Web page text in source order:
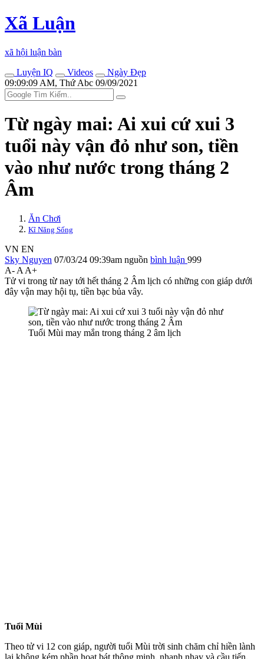
Xã Luận
xã hội luận bàn
Luyện IQ
Videos
Ngày Đẹp
09:09:09 AM, Thứ Abc 09/09/2021
Từ ngày mai: Ai xui cứ xui 3
tuổi này vận đỏ như son, tiền
vào như nước trong tháng 2
Âm
Ăn Chơi
Kĩ Năng Sống
VN EN
Sky Nguyen 07/03/24 09:39am nguồn bình luận 999
A- A A+
Tử vi trong từ nay tới hết tháng 2 Âm lịch có những con giáp dưới
đây vận may hội tụ, tiền bạc bủa vây.
Tuổi Mùi may mắn trong tháng 2 âm lịch
Tuổi Mùi
Theo tử vi 12 con giáp, người tuổi Mùi trời sinh chăm chỉ hiền lành
lại không kém phần hoạt bát thông minh, nhanh nhạy và cầu tiến.